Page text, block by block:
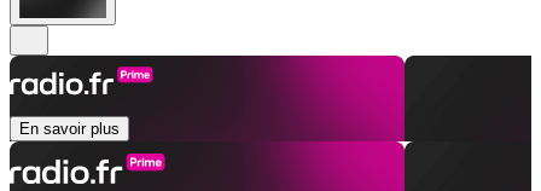
En savoir plus